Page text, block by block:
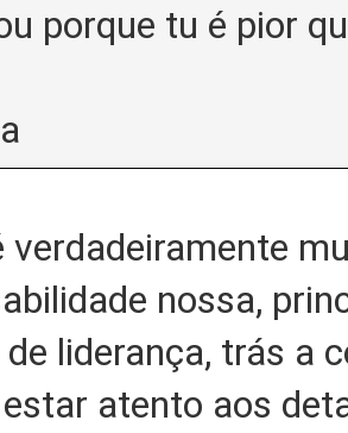
porque tu é pior
verdadeiramente
nossa,
liderança, trás a
atento aos